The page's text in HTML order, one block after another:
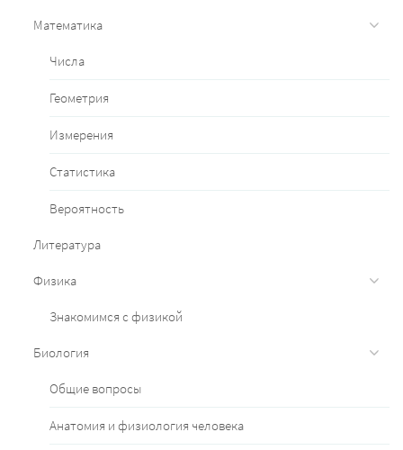
Математика
Числа
Геометрия
Измерения
Статистика
Вероятность
Литература
Физика
Знакомимся с физикой
Биология
Общие вопросы
Анатомия и физиология человека